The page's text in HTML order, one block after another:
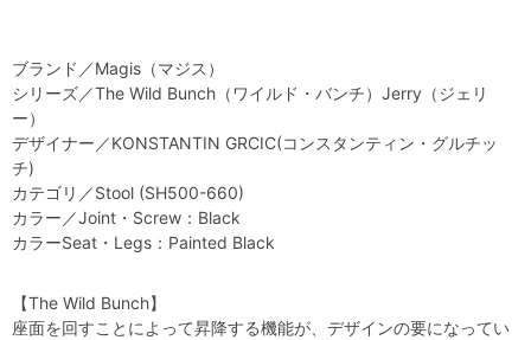
ブランド／Magis（マジス）
シリーズ／The Wild Bunch（ワイルド・バンチ）Jerry（ジェリ
ー）
デザイナー／KONSTANTIN GRCIC(コンスタンティン・グルチッ
チ)
カテゴリ／Stool (SH500-660)
カラー／Joint・Screw：Black
カラーSeat・Legs：Painted Black
【The Wild Bunch】
座面を回すことによって昇降する機能が、デザインの要になってい